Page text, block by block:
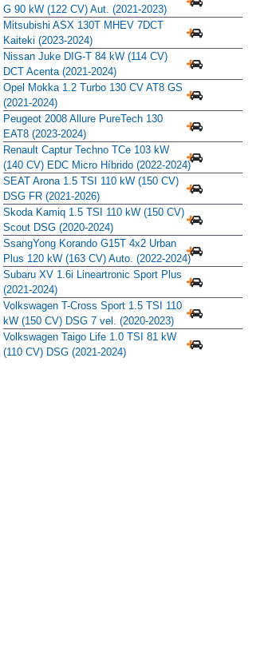
Mazda CX-30 Evolution 2.0 SKYACTIV-
G 90 kW (122 CV) Aut. (2021-2023)
Mitsubishi ASX 130T MHEV 7DCT
Kaiteki (2023-2024)
Nissan Juke DIG-T 84 kW (114 CV)
DCT Acenta (2021-2024)
Opel Mokka 1.2 Turbo 130 CV AT8 GS
(2021-2024)
Peugeot 2008 Allure PureTech 130
EAT8 (2023-2024)
Renault Captur Techno TCe 103 kW
(140 CV) EDC Micro Híbrido (2022-2024)
SEAT Arona 1.5 TSI 110 kW (150 CV)
DSG FR (2021-2026)
Skoda Kamiq 1.5 TSI 110 kW (150 CV)
Scout DSG (2020-2024)
SsangYong Korando G15T 4x2 Urban
Plus 120 kW (163 CV) Auto. (2022-2024)
Subaru XV 1.6i Lineartronic Sport Plus
(2021-2024)
Volkswagen T-Cross Sport 1.5 TSI 110
kW (150 CV) DSG 7 vel. (2020-2023)
Volkswagen Taigo Life 1.0 TSI 81 kW